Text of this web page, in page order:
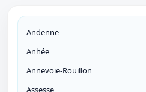
Andenne
Anhée
Annevoie-Rouillon
Assesse